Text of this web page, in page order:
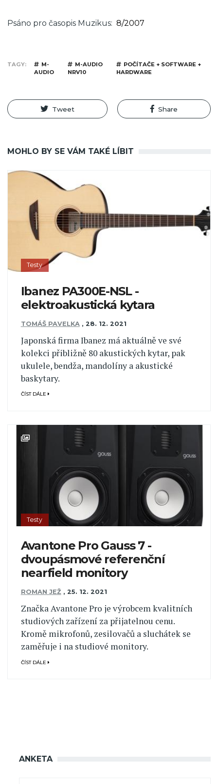
Psáno pro časopis Muzikus 8/2007
TAGY
M-
AUDIO
M-AUDIO
NRV10
POČÍTAČE + SOFTWARE +
HARDWARE
Tweet Share
MOHLO BY SE VÁM TAKÉ LÍBIT
Testy
Ibanez PA300E-NSL -
elektroakustická kytara
TOMÁŠ PAVELKA , 28. 12. 2021
Japonská firma Ibanez má aktuálně ve své
kolekci přibližně 80 akustických kytar, pak
ukulele, bendža, mandolíny a akustické
baskytary.
ČÍST DÁLE
Testy
Avantone Pro Gauss 7 -
dvoupásmové referenční
nearfield monitory
ROMAN JEŽ , 25. 12. 2021
Značka Avantone Pro je výrobcem kvalitních
studiových zařízení za přijatelnou cenu.
Kromě mikrofonů, zesilovačů a sluchátek se
zaměřuje i na studiové monitory.
ČÍST DÁLE
ANKETA